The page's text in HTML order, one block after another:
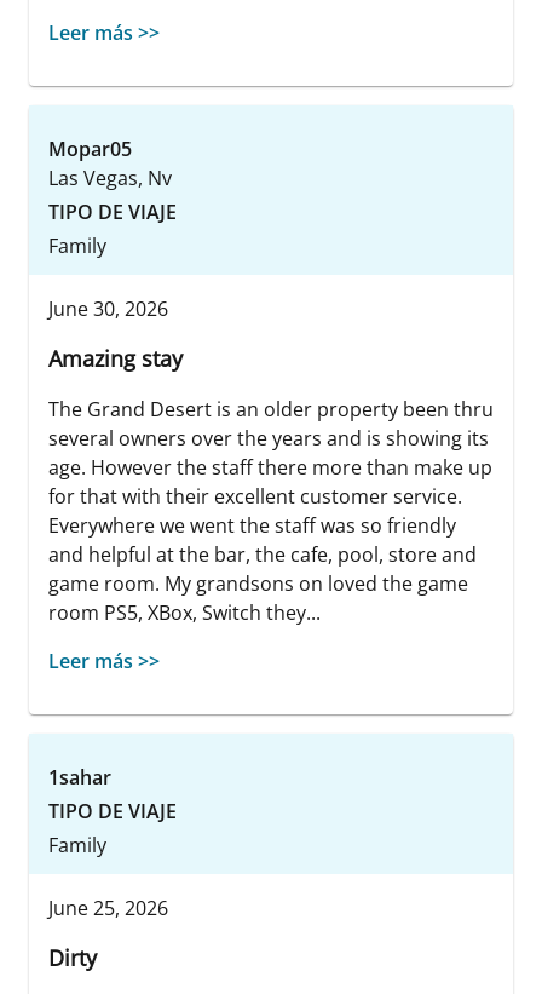
Leer más >>
Mopar05
Las Vegas, Nv
TIPO DE VIAJE
Family
June 30, 2026
Amazing stay
The Grand Desert is an older property been thru
several owners over the years and is showing its
age. However the staff there more than make up
for that with their excellent customer service.
Everywhere we went the staff was so friendly
and helpful at the bar, the cafe, pool, store and
game room. My grandsons on loved the game
room PS5, XBox, Switch they...
Leer más >>
1sahar
TIPO DE VIAJE
Family
June 25, 2026
Dirty